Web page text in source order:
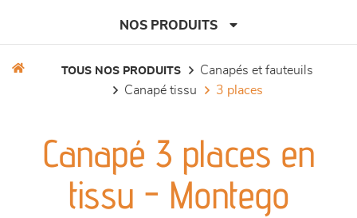
NOS PRODUITS
séjours
meubles de complément
TOUS NOS PRODUITS
canapés et fauteuils
canapé tissu
3 places
Canapé 3 places en
tissu - Montego